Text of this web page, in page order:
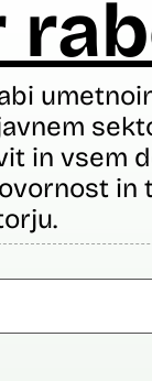
in vsem